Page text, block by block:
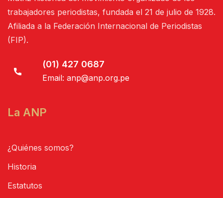
trabajadores periodistas, fundada el 21 de julio de 1928.
Afiliada a la Federación Internacional de Periodistas
(FIP).
(01) 427 0687
Email: anp@anp.org.pe
La ANP
¿Quiénes somos?
Historia
Estatutos